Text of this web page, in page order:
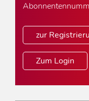
zur
Zum Login